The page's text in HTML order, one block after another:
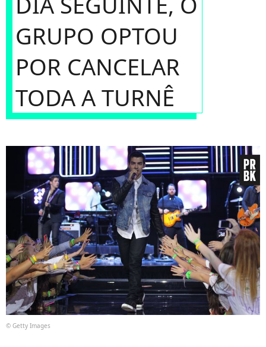
GRUPO OPTOU
POR CANCELAR
TODA A TURNÊ
© Getty Images